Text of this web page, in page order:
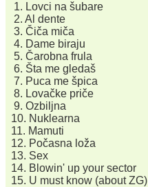
1. Lovci na šubare
2. Al dente
3. Čiča miča
4. Dame biraju
5. Čarobna frula
6. Šta me gledaš
7. Puca me špica
8. Lovačke priče
9. Ozbiljna
10. Nuklearna
11. Mamuti
12. Počasna loža
13. Sex
14. Blowin' up your sector
15. U must know (about ZG)